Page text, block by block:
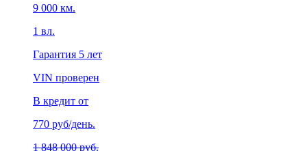
9 000 км.
1 вл.
Гарантия 5 лет
VIN проверен
В кредит от
770 руб/день.
1 848 000 руб.